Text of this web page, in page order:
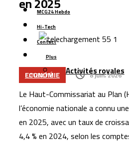
Azimut Holding mise sur le
émergents pour accélérer
La Bourse de Casablanca
numérique pour améliorer
marché
L’aéroport Rabat-Salé
du trafic passagers au
La startup marocaine Afdal
Silicon Valley
MCG24 Hebdo
Hi-Tech
Contact
Plus
Activités royales
ECONOMIE 8 juin، 2026
Le Haut-Commissariat au Plan
l’économie nationale a connu
en 2025, avec un taux de
4,4 % en 2024, selon les